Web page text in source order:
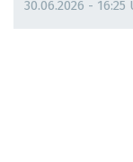
30.06.2026 - 16:25